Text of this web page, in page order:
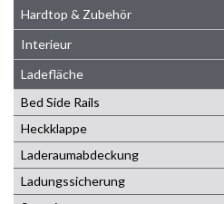
Hardtop & Zubehör
Interieur
Ladefläche
Bed Side Rails
Heckklappe
Laderaumabdeckung
Ladungssicherung